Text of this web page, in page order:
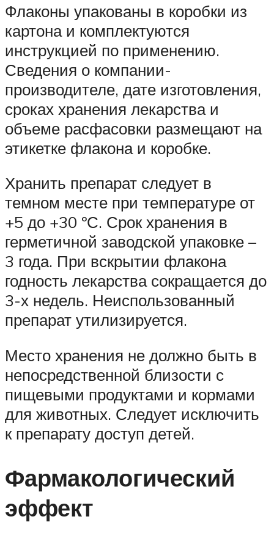
Флаконы упакованы в коробки из
картона и комплектуются
инструкцией по применению.
Сведения о компании-
производителе, дате изготовления,
сроках хранения лекарства и
объеме расфасовки размещают на
этикетке флакона и коробке.
Хранить препарат следует в
темном месте при температуре от
+5 до +30 ºС. Срок хранения в
герметичной заводской упаковке –
3 года. При вскрытии флакона
годность лекарства сокращается до
3-х недель. Неиспользованный
препарат утилизируется.
Место хранения не должно быть в
непосредственной близости с
пищевыми продуктами и кормами
для животных. Следует исключить
к препарату доступ детей.
Фармакологический
эффект